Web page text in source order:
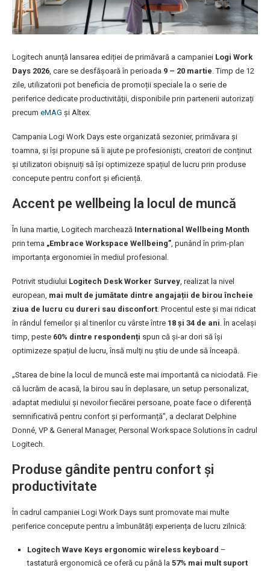
Logitech anunță lansarea ediției de primăvară a campaniei Logi Work
Days 2026, care se desfășoară în perioada 9 – 20 martie. Timp de 12
zile, utilizatorii pot beneficia de promoții speciale la o serie de
periferice dedicate productivității, disponibile prin partenerii autorizați
precum eMAG și Altex.
Campania Logi Work Days este organizată sezonier, primăvara și
toamna, și își propune să îi ajute pe profesioniști, creatori de conținut
și utilizatori obișnuiți să își optimizeze spațiul de lucru prin produse
concepute pentru confort și eficiență.
Accent pe wellbeing la locul de muncă
În luna martie, Logitech marchează International Wellbeing Month
prin tema „Embrace Workspace Wellbeing”, punând în prim-plan
importanța ergonomiei în mediul profesional.
Potrivit studiului Logitech Desk Worker Survey, realizat la nivel
european, mai mult de jumătate dintre angajații de birou încheie
ziua de lucru cu dureri sau disconfort. Procentul este și mai ridicat
în rândul femeilor și al tinerilor cu vârste între 18 și 34 de ani. În același
timp, peste 60% dintre respondenți spun că și-ar dori să își
optimizeze spațiul de lucru, însă mulți nu știu de unde să înceapă.
„Starea de bine la locul de muncă este mai importantă ca niciodată. Fie
că lucrăm de acasă, la birou sau în deplasare, un setup personalizat,
adaptat mediului și nevoilor fiecărei persoane, poate face o diferență
semnificativă pentru confort și performanță”, a declarat Delphine
Donné, VP & General Manager, Personal Workspace Solutions în cadrul
Logitech.
Produse gândite pentru confort și
productivitate
În cadrul campaniei Logi Work Days sunt promovate mai multe
periferice concepute pentru a îmbunătăți experiența de lucru zilnică:
Logitech Wave Keys ergonomic wireless keyboard –
tastatură ergonomică ce oferă cu până la 57% mai mult suport